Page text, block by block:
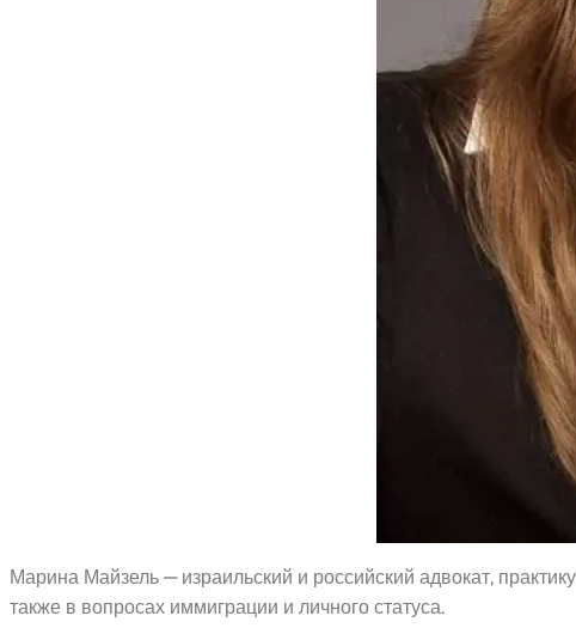
Марина Майзель — израильский и российский адвокат,
также в вопросах иммиграции и личного статуса.